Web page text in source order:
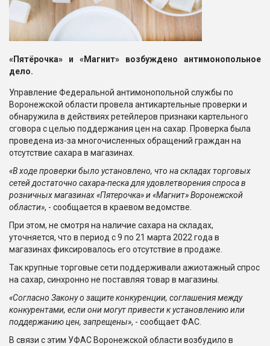
«Пятёрочка» и «Магнит» возбуждено антимонопольное
дело.
Управление Федеральной антимонопольной службы по
Воронежской области провела антикартельные проверки и
обнаружила в действиях ретейлеров признаки картельного
сговора с целью поддержания цен на сахар. Проверка была
проведена из-за многочисленных обращений граждан на
отсутствие сахара в магазинах.
«В ходе проверки было установлено, что на складах торговых
сетей достаточно сахара-песка для удовлетворения спроса в
розничных магазинах «Пятерочка» и «Магнит» Воронежской
области», - сообщается в краевом ведомстве.
При этом, не смотря на наличие сахара на складах,
уточняется, что в период с 9 по 21 марта 2022 года в
магазинах фиксировалось его отсутствие в продаже.
Так крупные торговые сети поддерживали ажиотажный спрос
на сахар, синхронно не поставляя товар в магазины.
«Согласно Закону о защите конкуренции, соглашения между
конкурентами, если они могут привести к установлению или
поддержанию цен, запрещены», - сообщает ФАС.
В связи с этим УФАС Воронежской области возбудило в